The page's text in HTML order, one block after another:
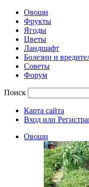
Овощи
Фрукты
Ягоды
Цветы
Ландшафт
Болезни и
Советы
Форум
Поиск
Карта сайта
Вход или
Овощи